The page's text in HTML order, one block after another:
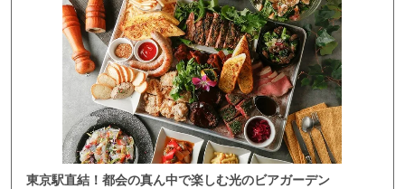
東京駅直結！都会の真ん中で楽しむ光のビアガーデン